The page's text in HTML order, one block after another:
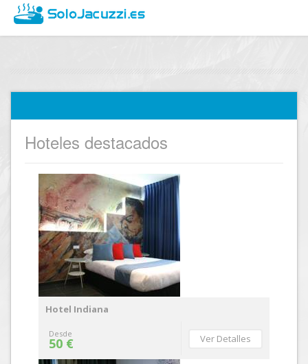
Hoteles destacados
Hotel Indiana
Ver Detalles
Desde
50 €